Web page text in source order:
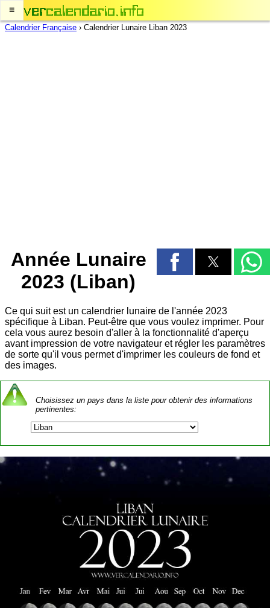
≡
Calendrier Française › Calendrier Lunaire Liban 2023
Année Lunaire
2023 (Liban)
Ce qui suit est un calendrier lunaire de l'année 2023
spécifique à Liban. Peut-être que vous voulez imprimer. Pour
cela vous aurez besoin d'aller à la fonctionnalité d'aperçu
avant impression de votre navigateur et régler les paramètres
de sorte qu'il vous permet d'imprimer les couleurs de fond et
des images.
Choisissez un pays dans la liste pour obtenir des informations
pertinentes: